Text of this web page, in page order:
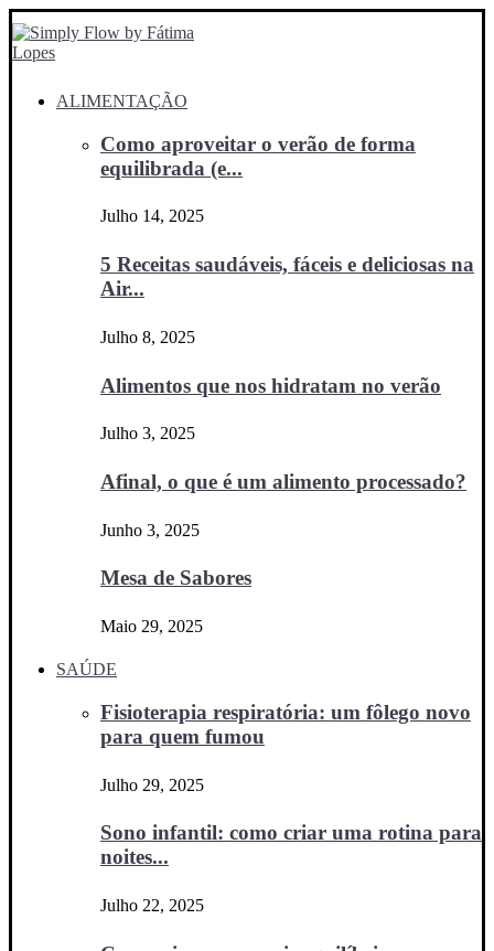
ALIMENTAÇÃO
Como aproveitar o verão de forma
equilibrada (e...
Julho 14, 2025
5 Receitas saudáveis, fáceis e deliciosas na
Air...
Julho 8, 2025
Alimentos que nos hidratam no verão
Julho 3, 2025
Afinal, o que é um alimento processado?
Junho 3, 2025
Mesa de Sabores
Maio 29, 2025
SAÚDE
Fisioterapia respiratória: um fôlego novo
para quem fumou
Julho 29, 2025
Sono infantil: como criar uma rotina para
noites...
Julho 22, 2025